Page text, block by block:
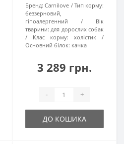
Бренд: Carnilove
Тип корму:
беззерновий,
гіпоалергенний
Вік
тварини: для дорослих собак
Клас корму:
холістик
Основний білок: качка
3 289 грн.
- +
ДО КОШИКА